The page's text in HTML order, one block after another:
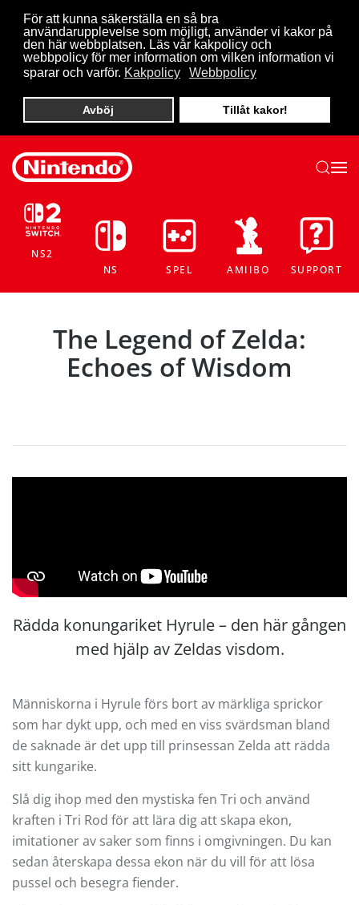
För att kunna säkerställa en så bra
användarupplevelse som möjligt, använder vi kakor på
den här webbplatsen. Läs vår kakpolicy och
webbpolicy för mer information om vilken information vi
sparar och varför. Kakpolicy Webbpolicy
Avböj Tillåt kakor!
Skip to main content
NS2
NS
SPEL AMIIBO SUPPORT
The Legend of Zelda:
Echoes of Wisdom
Rädda konungariket Hyrule – den här gången
med hjälp av Zeldas visdom.
Människorna i Hyrule förs bort av märkliga sprickor
som har dykt upp, och med en viss svärdsman bland
de saknade är det upp till prinsessan Zelda att rädda
sitt kungarike.
Slå dig ihop med den mystiska fen Tri och använd
kraften i Tri Rod för att lära dig att skapa ekon,
imitationer av saker som finns i omgivningen. Du kan
sedan återskapa dessa ekon när du vill för att lösa
pussel och besegra fiender.